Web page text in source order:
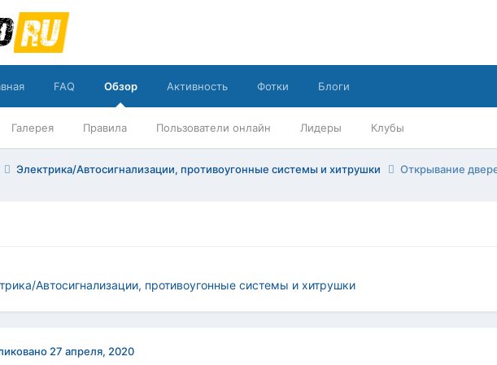
FAQ Обзор
Галерея Правила Пользователи онлайн Лидеры Клубы
Активность Фотки Блоги
Электрика/Автосигнализации, противоугонные системы и хитрушки Открывание
Автосигнализации, противоугонные системы и хитрушки
27 апреля, 2020